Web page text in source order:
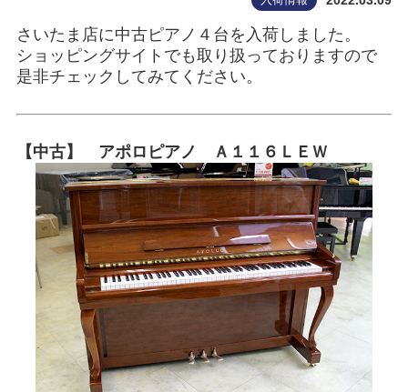
さいたま店に中古ピアノ４台を入荷しました。
ショッピングサイトでも取り扱っておりますので
是非チェックしてみてください。
【中古】 アポロピアノ Ａ１１６ＬＥＷ